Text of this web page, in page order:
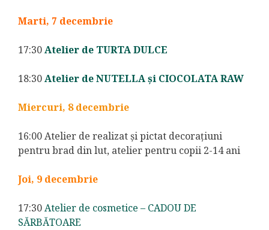
Marti, 7 decembrie
17:30Atelier de TURTA DULCE
18:30Atelier de NUTELLA și CIOCOLATA RAW
Miercuri, 8 decembrie
16:00 Atelier de realizat și pictat decorațiuni
pentru brad din lut, atelier pentru copii 2-14 ani
Joi, 9 decembrie
17:30Atelier de cosmetice – CADOU DE
SĂRBĂTOARE